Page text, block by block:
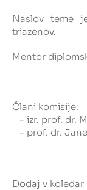
Naslov teme
triazenov.
Mentor
Člani komisije:
- izr. prof. dr.
- prof. dr.
Dodaj v koledar